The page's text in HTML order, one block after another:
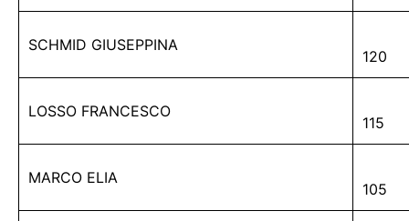
SCHMID GIUSEPPINA
120
LOSSO FRANCESCO
115
MARCO ELIA
105